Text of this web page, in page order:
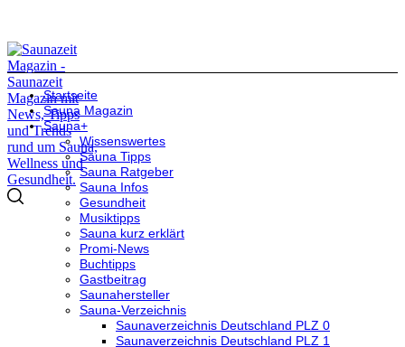
Startseite
Sauna Magazin
Sauna+
Wissenswertes
Sauna Tipps
Sauna Ratgeber
Sauna Infos
Gesundheit
Musiktipps
Sauna kurz erklärt
Promi-News
Buchtipps
Gastbeitrag
Saunahersteller
Sauna-Verzeichnis
Saunaverzeichnis Deutschland PLZ 0
Saunaverzeichnis Deutschland PLZ 1